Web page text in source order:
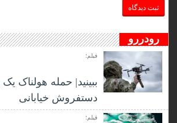
رودررو
فیلم؛
ببینید| حمله هولناک یک
دستفروش خیابانی
فیلم؛